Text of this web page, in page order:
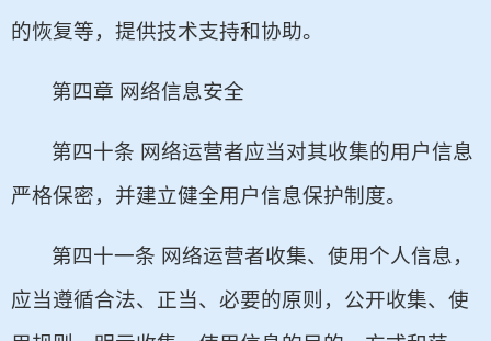
的恢复等，提供技术支持和协助。
第四章 网络信息安全
第四十条 网络运营者应当对其收集的用户信息
严格保密，并建立健全用户信息保护制度。
第四十一条 网络运营者收集、使用个人信息，
应当遵循合法、正当、必要的原则，公开收集、使